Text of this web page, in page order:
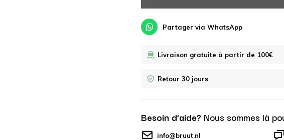
Partager via WhatsApp
Livraison gratuite à partir de 100€
Retour 30 jours
Besoin d’aide? Nous sommes là
info@bruut.nl